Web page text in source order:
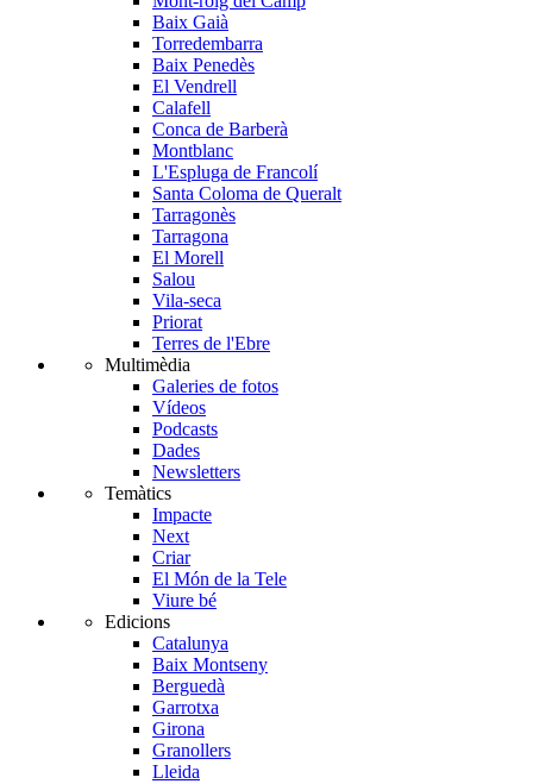
Baix Gaià
Torredembarra
Baix Penedès
El Vendrell
Calafell
Conca de Barberà
Montblanc
L'Espluga de Francolí
Santa Coloma de Queralt
Tarragonès
Tarragona
El Morell
Salou
Vila-seca
Priorat
Terres de l'Ebre
Multimèdia
Galeries de fotos
Vídeos
Podcasts
Dades
Newsletters
Temàtics
Impacte
Next
Criar
El Món de la Tele
Viure bé
Edicions
Catalunya
Baix Montseny
Berguedà
Garrotxa
Girona
Granollers
Lleida